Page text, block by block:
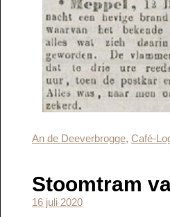
An de Deeverbrogge, Café-
Stoomtram
16 juli 2020